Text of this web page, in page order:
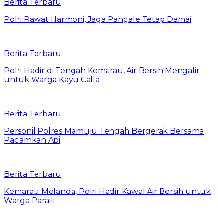
Berita Terbaru
Polri Rawat Harmoni, Jaga Pangale Tetap Damai
Berita Terbaru
Polri Hadir di Tengah Kemarau, Air Bersih Mengalir
untuk Warga Kayu Calla
Berita Terbaru
Personil Polres Mamuju Tengah Bergerak Bersama
Padamkan Api
Berita Terbaru
Kemarau Melanda, Polri Hadir Kawal Air Bersih untuk
Warga Paraili